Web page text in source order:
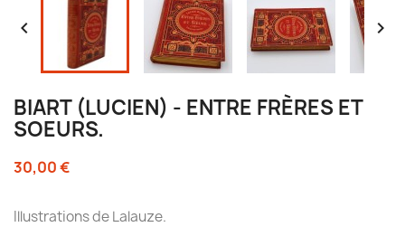
 
BIART (LUCIEN) - ENTRE FRÈRES ET
SOEURS.
30,00 €
Illustrations de Lalauze.